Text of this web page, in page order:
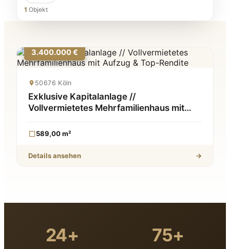
1 Objekt
3.400.000 €
50676 Köln
Exklusive Kapitalanlage //
Vollvermietetes Mehrfamilienhaus mit
589,00 m²
Details ansehen →
24+ 75+